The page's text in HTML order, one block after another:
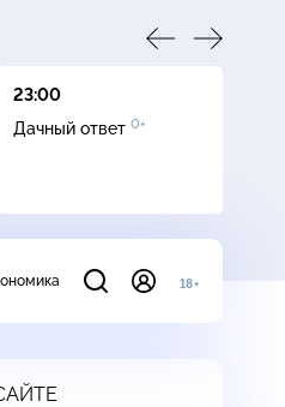
23:00
Дачный ответ 0+
18+